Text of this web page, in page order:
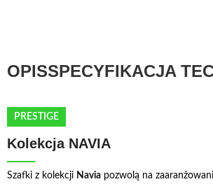
OPISSPECYFIKACJA
PRESTIGE
Kolekcja NAVIA
Szafki z kolekcji Navia pozwolą na